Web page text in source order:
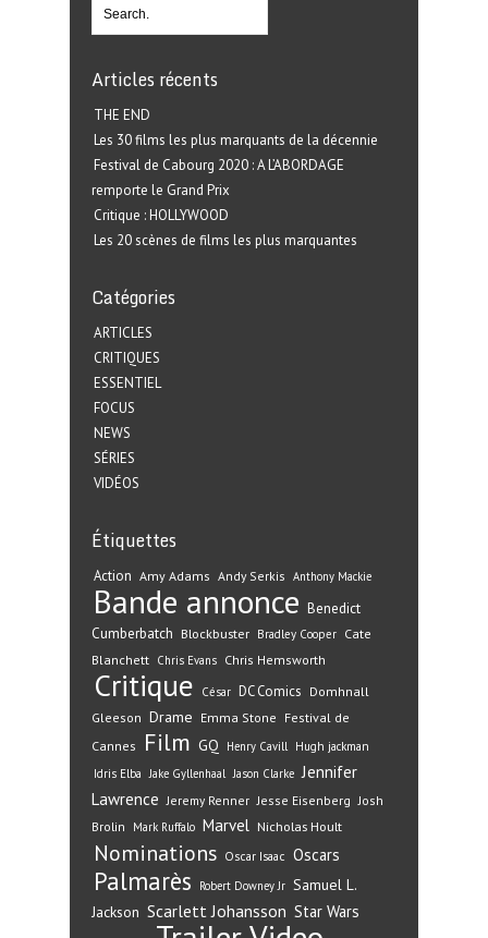
Articles récents
THE END
Les 30 films les plus marquants de la décennie
Festival de Cabourg 2020 : A L’ABORDAGE
remporte le Grand Prix
Critique : HOLLYWOOD
Les 20 scènes de films les plus marquantes
Catégories
ARTICLES
CRITIQUES
ESSENTIEL
FOCUS
NEWS
SÉRIES
VIDÉOS
Étiquettes
Action Amy Adams Andy Serkis Anthony Mackie
Bande annonce Benedict
Cumberbatch Blockbuster Bradley Cooper Cate
Blanchett Chris Evans Chris Hemsworth
Critique César DC Comics Domhnall
Gleeson Drame Emma Stone Festival de
Cannes
Film GQ Henry Cavill Hugh jackman
Idris Elba Jake Gyllenhaal Jason Clarke Jennifer
Lawrence Jeremy Renner Jesse Eisenberg Josh
Brolin
Mark Ruffalo Marvel Nicholas Hoult
Nominations Oscar Isaac Oscars
Palmarès Robert Downey Jr Samuel L.
Jackson Scarlett Johansson Star Wars